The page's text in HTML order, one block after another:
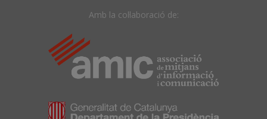
Amb la col·laboració de: